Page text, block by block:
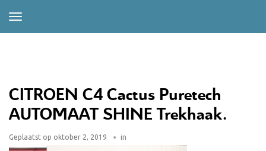
CITROEN C4 Cactus Puretech
AUTOMAAT SHINE Trekhaak.
Geplaatst op oktober 2, 2019 in